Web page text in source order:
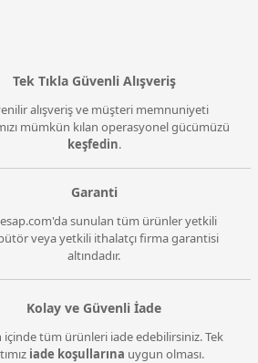
Tek Tıkla Güvenli Alışveriş
alışveriş ve müşteri memnuniyeti
mümkün kılan operasyonel gücümüzü
keşfedin.
Garanti
sunulan tüm ürünler yetkili
veya yetkili ithalatçı firma garantisi
altındadır.
Kolay ve Güvenli İade
içinde tüm ürünleri iade edebilirsiniz. Tek
iade koşullarına uygun olması.